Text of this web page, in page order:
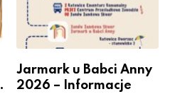
Jarmark u Babci Anny
2026 – Informacje